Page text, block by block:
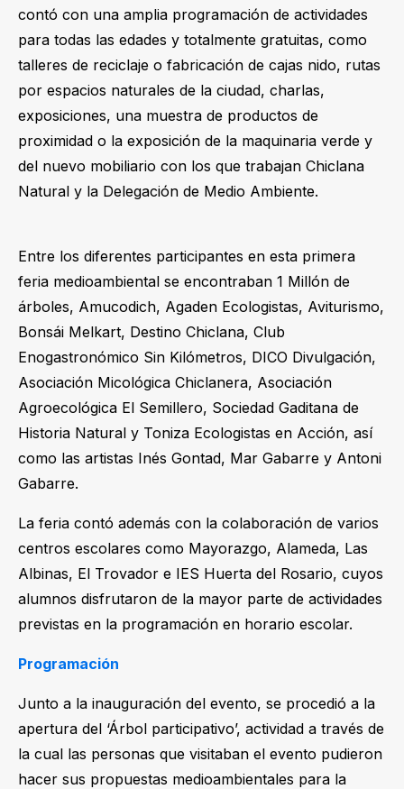
contó con una amplia programación de actividades
para todas las edades y totalmente gratuitas, como
talleres de reciclaje o fabricación de cajas nido, rutas
por espacios naturales de la ciudad, charlas,
exposiciones, una muestra de productos de
proximidad o la exposición de la maquinaria verde y
del nuevo mobiliario con los que trabajan Chiclana
Natural y la Delegación de Medio Ambiente.
Entre los diferentes participantes en esta primera
feria medioambiental se encontraban 1 Millón de
árboles, Amucodich, Agaden Ecologistas, Aviturismo,
Bonsái Melkart, Destino Chiclana, Club
Enogastronómico Sin Kilómetros, DICO Divulgación,
Asociación Micológica Chiclanera, Asociación
Agroecológica El Semillero, Sociedad Gaditana de
Historia Natural y Toniza Ecologistas en Acción, así
como las artistas Inés Gontad, Mar Gabarre y Antoni
Gabarre.
La feria contó además con la colaboración de varios
centros escolares como Mayorazgo, Alameda, Las
Albinas, El Trovador e IES Huerta del Rosario, cuyos
alumnos disfrutaron de la mayor parte de actividades
previstas en la programación en horario escolar.
Programación
Junto a la inauguración del evento, se procedió a la
apertura del ‘Árbol participativo’, actividad a través de
la cual las personas que visitaban el evento pudieron
hacer sus propuestas medioambientales para la